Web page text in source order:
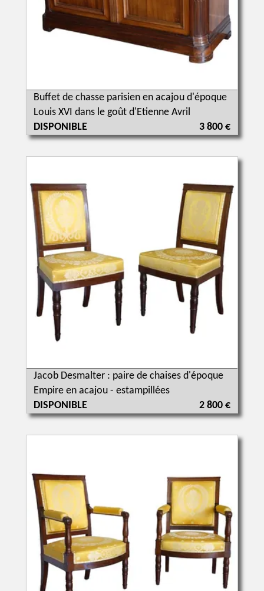
Buffet de chasse parisien en acajou d'époque
Louis XVI dans le goût d'Etienne Avril
DISPONIBLE
3 800 €
Jacob Desmalter : paire de chaises d'époque
Empire en acajou - estampillées
DISPONIBLE
2 800 €